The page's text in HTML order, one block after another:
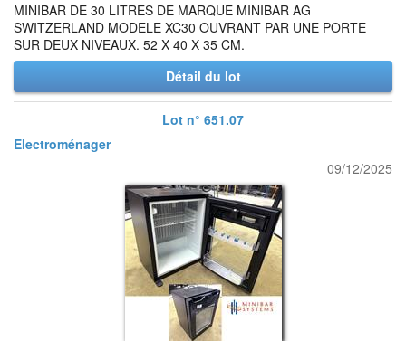
MINIBAR DE 30 LITRES DE MARQUE MINIBAR AG
SWITZERLAND MODELE XC30 OUVRANT PAR UNE PORTE
SUR DEUX NIVEAUX. 52 X 40 X 35 CM.
Détail du lot
Lot n° 651.07
Electroménager
09/12/2025